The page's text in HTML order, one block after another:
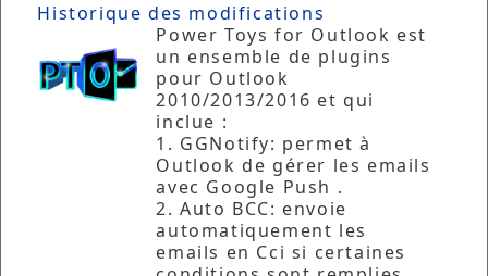
Historique des modifications
Power Toys for Outlook est
un ensemble de plugins
pour Outlook
2010/2013/2016 et qui
inclue :
1. GGNotify: permet à
Outlook de gérer les emails
avec Google Push .
2. Auto BCC: envoie
automatiquement les
emails en Cci si certaines